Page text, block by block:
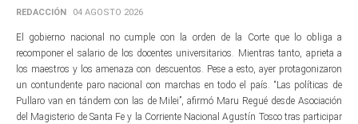
REDACCIÓN 04 AGOSTO 2026
El gobierno nacional no cumple con la orden de la Corte que lo obliga a
recomponer el salario de los docentes universitarios. Mientras tanto, aprieta a
los maestros y los amenaza con descuentos. Pese a esto, ayer protagonizaron
un contundente paro nacional con marchas en todo el país. “Las políticas de
Pullaro van en tándem con las de Milei”, afirmó Maru Regué desde Asociación
del Magisterio de Santa Fe y la Corriente Nacional Agustín Tosco tras participar